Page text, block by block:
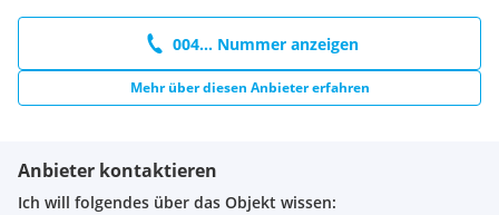
004... Nummer anzeigen
Mehr über diesen Anbieter erfahren
Anbieter kontaktieren
Ich will folgendes über das Objekt wissen: